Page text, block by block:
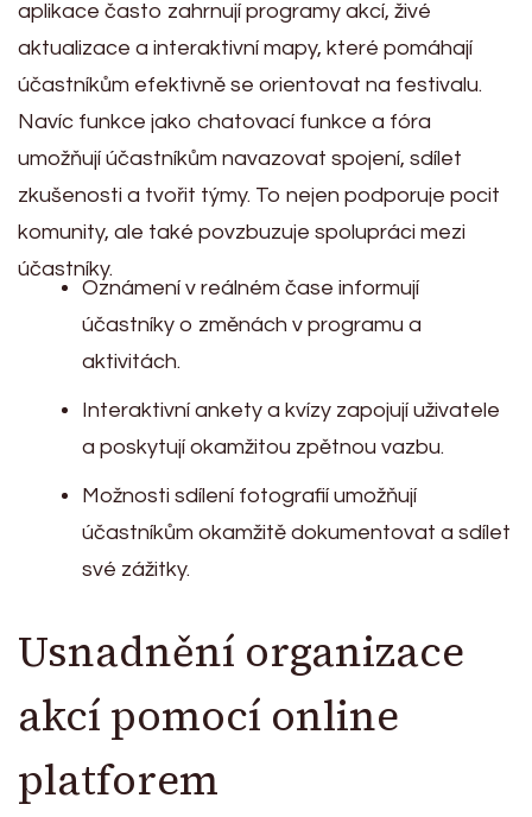
aplikace často zahrnují programy akcí, živé
aktualizace a interaktivní mapy, které pomáhají
účastníkům efektivně se orientovat na festivalu.
Navíc funkce jako chatovací funkce a fóra
umožňují účastníkům navazovat spojení, sdílet
zkušenosti a tvořit týmy. To nejen podporuje pocit
komunity, ale také povzbuzuje spolupráci mezi
účastníky.
Oznámení v reálném čase informují
účastníky o změnách v programu a
aktivitách.
Interaktivní ankety a kvízy zapojují uživatele
a poskytují okamžitou zpětnou vazbu.
Možnosti sdílení fotografií umožňují
účastníkům okamžitě dokumentovat a sdílet
své zážitky.
Usnadnění organizace
akcí pomocí online
platforem